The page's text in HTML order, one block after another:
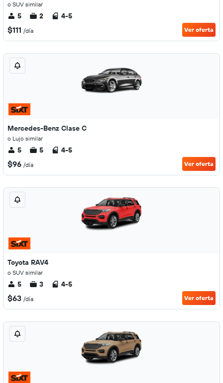
o SUV similar
5 2 4-5
$111 /día Ver oferta
Mercedes-Benz Clase C
o Lujo similar
5 5 4-5
$96 /día Ver oferta
Toyota RAV4
o SUV similar
5 3 4-5
$63 /día Ver oferta